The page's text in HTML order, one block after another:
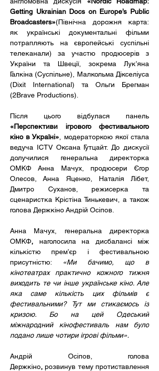
Getting Ukrainian Docs on Europe’s Public
Broadcasters»(Північна дорожня карта:
як українські документальні фільми
потрапляють на європейські суспільні
телеканали) за участю продюсерів з
України та Швеції, зокрема Лук’яна
Галкіна (Суспільне), Малкольма Дікселіуса
(Dixit International) та Ольги Брегман
(2Brave Productions).
«Перспективи ігрового фестивального
кіно в Україні» , модераторкою якої стала
ведуча ICTV Оксана Гутцайт. До дискусії
долучилися генеральна директорка
ОМКФ Анна Мачух, продюсери Єгор
Олесов, Анна Яценко, Наталія Лібет,
Дмитро Суханов, режисерка та
сценаристка Крістіна Тинькевич, а також
голова Держкіно Андрій Осіпов.
Анна Мачух, генеральна директорка
ОМКФ, наголосила на дисбалансі між
кількістю прем’єр і фестивальною
присутністю:
«Ми бачимо, що в
кінотеатрах практично кожного тижня
виходить те чи інше українське кіно. Але
яка саме кількість цих фільмів є
фестивальними? Тут ми стикаємось із
кризою. Бо на цей Одеський
міжнародний кінофестиваль нам було
подано лише чотири ігрові фільми».
Андрій Осіпов, голова
Держкіно, розвинув тему протиставлення